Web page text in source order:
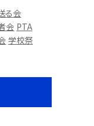
る会
会 PTA
学校祭